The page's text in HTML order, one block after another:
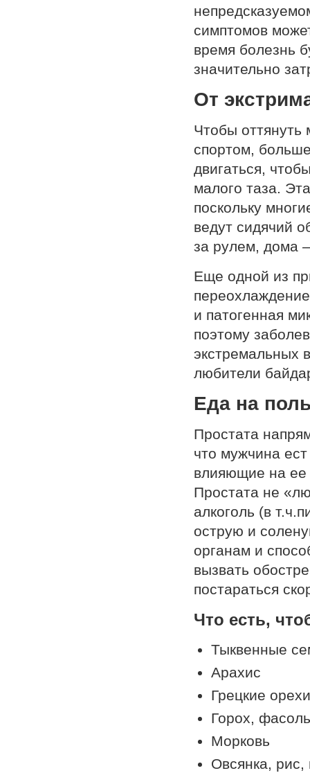
симптомов
время болезнь
значительно
От
Чтобы
спортом,
двигаться,
малого таза.
поскольку
ведут сидячий
за рулем, дома
Еще одной из
и патогенная
поэтому
экстремальных
любители
Еда на
Простата
что мужчина
влияющие на ее
Простата не
алкоголь (в
острую и
органам и
вызвать
постараться
Что есть,
Тыквенные
Арахис
Грецкие орехи
Горох, фасоль
Морковь
Овсянка, рис,